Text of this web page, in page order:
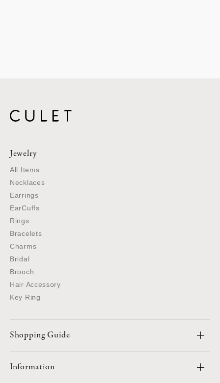
Jewelry
All Items
Necklaces
Earrings
EarCuffs
Rings
Bracelets
Charms
Bridal
Brooch
Hair Accessory
Key Ring
Shopping Guide
Information